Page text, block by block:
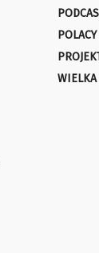
WIELKA